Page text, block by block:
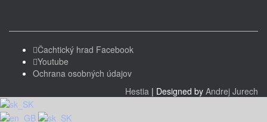
Čachtický hrad Facebook
Youtube
Ochrana osobných údajov
Hestia | Designed by Andrej Jurech